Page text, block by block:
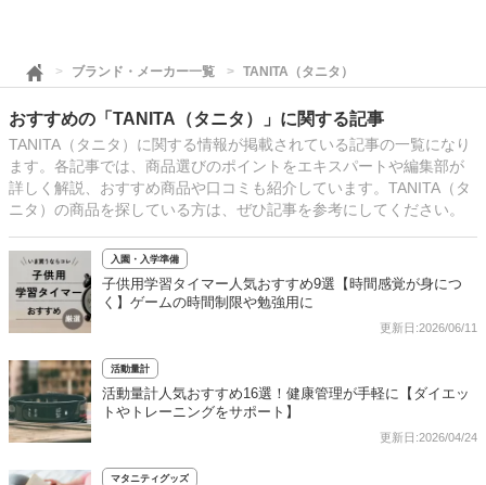
ブランド・メーカー一覧 TANITA（タニタ）
おすすめの「TANITA（タニタ）」に関する記事
TANITA（タニタ）に関する情報が掲載されている記事の一覧になり
ます。各記事では、商品選びのポイントをエキスパートや編集部が
詳しく解説、おすすめ商品や口コミも紹介しています。TANITA（タ
ニタ）の商品を探している方は、ぜひ記事を参考にしてください。
入園・入学準備
子供用学習タイマー人気おすすめ9選【時間感覚が身につ
く】ゲームの時間制限や勉強用に
更新日:2026/06/11
活動量計
活動量計人気おすすめ16選！健康管理が手軽に【ダイエッ
トやトレーニングをサポート】
更新日:2026/04/24
マタニティグッズ